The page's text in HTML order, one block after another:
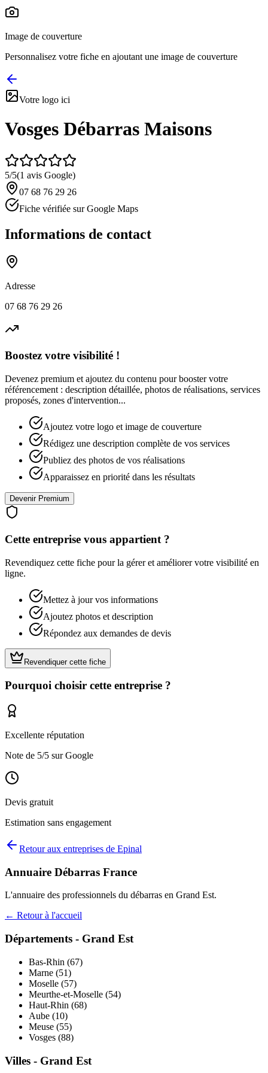
Image de couverture
Personnalisez votre fiche en ajoutant une image de couverture
Votre logo ici
Vosges Débarras Maisons
5/5(1 avis Google)
07 68 76 29 26
Fiche vérifiée sur Google Maps
Informations de contact
Adresse
07 68 76 29 26
Boostez votre visibilité !
Devenez premium et ajoutez du contenu pour booster votre
référencement : description détaillée, photos de réalisations, services
proposés, zones d'intervention...
Ajoutez votre logo et image de couverture
Rédigez une description complète de vos services
Publiez des photos de vos réalisations
Apparaissez en priorité dans les résultats
Devenir Premium
Cette entreprise vous appartient ?
Revendiquez cette fiche pour la gérer et améliorer votre visibilité en
ligne.
Mettez à jour vos informations
Ajoutez photos et description
Répondez aux demandes de devis
Revendiquer cette fiche
Pourquoi choisir cette entreprise ?
Excellente réputation
Note de 5/5 sur Google
Devis gratuit
Estimation sans engagement
Retour aux entreprises de Epinal
Annuaire Débarras France
L'annuaire des professionnels du débarras en Grand Est.
← Retour à l'accueil
Départements - Grand Est
Bas-Rhin (67)
Marne (51)
Moselle (57)
Meurthe-et-Moselle (54)
Haut-Rhin (68)
Aube (10)
Meuse (55)
Vosges (88)
Villes - Grand Est